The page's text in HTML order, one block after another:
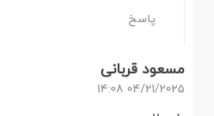
پاسخ
مسعود قربانی
04/21/2025 14:08